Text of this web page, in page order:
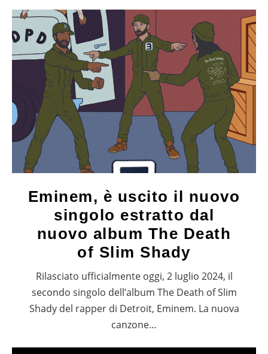
Eminem, è uscito il nuovo
singolo estratto dal
nuovo album The Death
of Slim Shady
Rilasciato ufficialmente oggi, 2 luglio 2024, il
secondo singolo dell’album The Death of Slim
Shady del rapper di Detroit, Eminem. La nuova
canzone…